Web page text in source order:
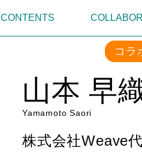
CONTENTS
コラ
山本 早
Yamamoto Saori
株式会社Weave